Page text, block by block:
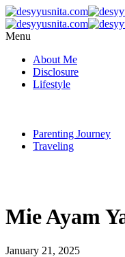
Menu
About Me
Disclosure
Lifestyle
Parenting Journey
Traveling
Mie Ayam
January 21, 2025